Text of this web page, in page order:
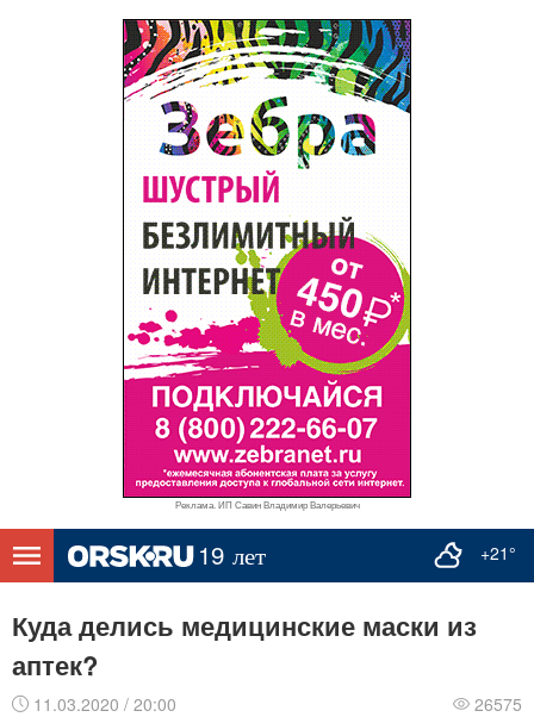
Реклама. ИП Савин Владимир Валерьевич
+21°
Куда делись медицинские маски из
аптек?
11.03.2020 / 20:00 26575